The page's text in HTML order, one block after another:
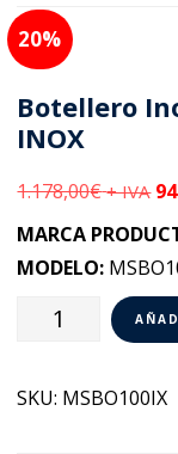
20
Botellero
INOX
1.178,00€ + IVA
MARCA
MODELO:
Botellero
MESBOT
SKU: MSBO100IX